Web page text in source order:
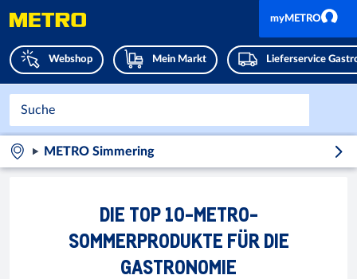
Webshop Mein Markt Lieferservice
myMETRO
METRO Simmering
DIE TOP 10-METRO-
SOMMERPRODUKTE FÜR DIE
GASTRONOMIE